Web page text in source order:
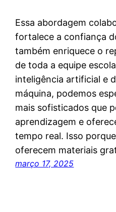
Essa abordagem
fortalece a confiança
também enriquece o
de toda a equipe
inteligência artificial e
máquina, podemos
mais sofisticados que
aprendizagem e
tempo real. Isso
oferecem materiais
março 17, 2025